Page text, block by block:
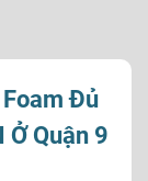
Đủ
Ở Quận 9